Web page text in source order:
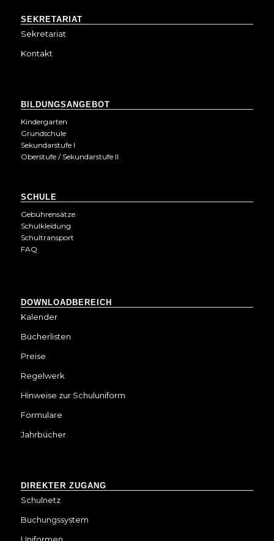
SEKRETARIAT
Sekretariat
Kontakt
BILDUNGSANGEBOT
Kindergarten
Grundschule
Sekundarstufe I
Oberstufe / Sekundarstufe II
SCHULE
Gebührensätze
Schulkleidung
Schultransport
FAQ
DOWNLOADBEREICH
Kalender
Bücherlisten
Preise
Regelwerk
Hinweise zur Schuluniform
Formulare
Jahrbücher
DIREKTER ZUGANG
Schulnetz
Buchungssystem
Uniformen